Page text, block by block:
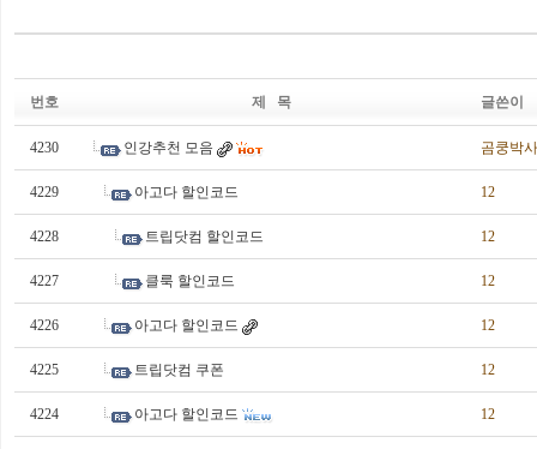
번호 제 목 글쓴이
4230 인강추천 모음 곰쿵박사
4229 아고다 할인코드 12
4228 트립닷컴 할인코드 12
4227 클룩 할인코드 12
4226 아고다 할인코드 12
4225 트립닷컴 쿠폰 12
4224 아고다 할인코드 12